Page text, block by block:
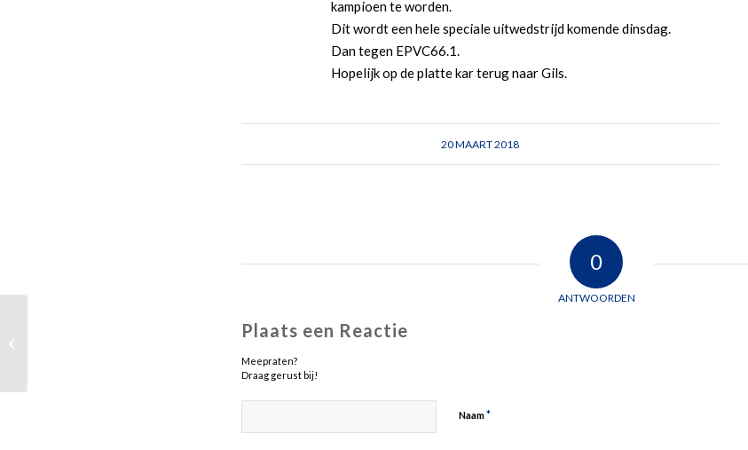
kampioen te worden.
Dit wordt een hele speciale uitwedstrijd komende dinsdag.
Dan tegen EPVC66.1.
Hopelijk op de platte kar terug naar Gils.
20 MAART 2018
0
ANTWOORDEN
Plaats een Reactie
Meepraten?
Draag gerust bij!
Naam*